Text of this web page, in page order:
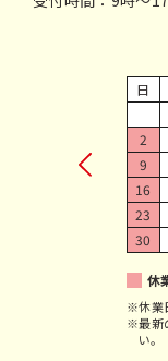
日
2
9
16
23
30
休
※休業
※最新
い。